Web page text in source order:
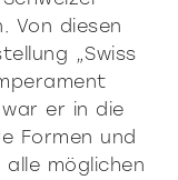
Von diesen
„Swiss
er in die
Formen und
möglichen